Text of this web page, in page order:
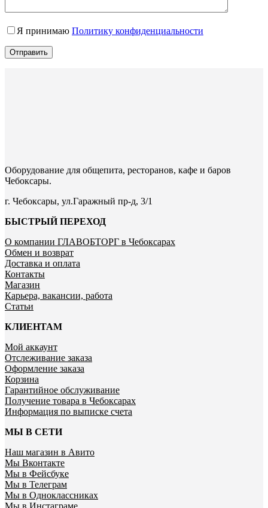
Я принимаю Политику конфиденциальности
Отправить
Оборудование для общепита, ресторанов, кафе и баров
Чебоксары.
г. Чебоксары, ул.Гаражный пр-д, 3/1
БЫСТРЫЙ ПЕРЕХОД
О компании ГЛАВОБТОРГ в Чебоксарах
Обмен и возврат
Доставка и оплата
Контакты
Магазин
Карьера, вакансии, работа
Статьи
КЛИЕНТАМ
Мой аккаунт
Отслеживание заказа
Оформление заказа
Корзина
Гарантийное обслуживание
Получение товара в Чебоксарах
Информация по выписке счета
МЫ В СЕТИ
Наш магазин в Авито
Мы Вконтакте
Мы в Фейсбуке
Мы в Телеграм
Мы в Одноклассниках
Мы в Инстаграме